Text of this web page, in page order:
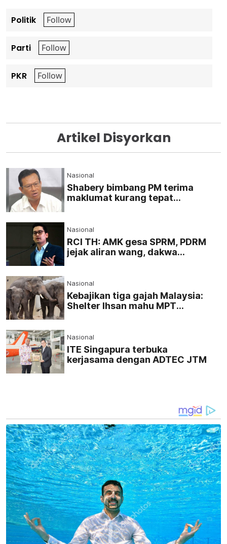
Politik
Parti
PKR
Artikel Disyorkan
Nasional
Shabery bimbang PM terima
maklumat kurang tepat
Nasional
RCI TH: AMK gesa SPRM, PDRM
jejak aliran wang, dakwa
Nasional
Kebajikan tiga gajah Malaysia:
Shelter Ihsan mahu MPT
Nasional
ITE Singapura terbuka
kerjasama dengan ADTEC JTM